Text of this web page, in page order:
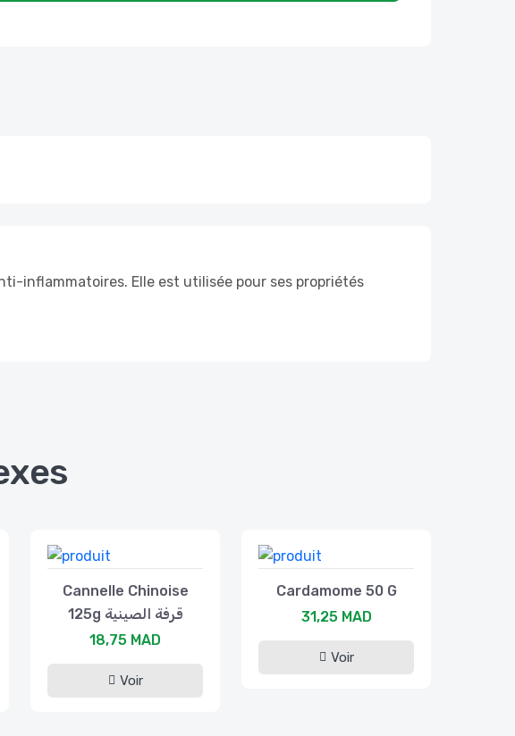
inflammatoires. Elle est utilisée pour ses propriétés
Cannelle Chinoise
125g قرفة الصينية
18,75 MAD
Voir
Cardamome 50 G
31,25 MAD
Voir